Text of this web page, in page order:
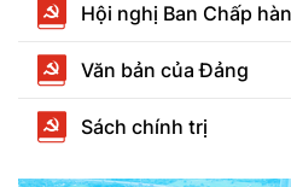
Hội nghị Ban Chấp
Văn bản của Đảng
Sách chính trị